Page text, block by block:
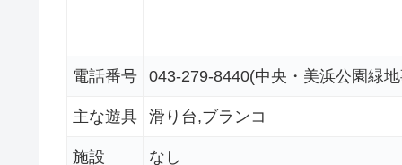
電話番号 043-279-8440(中央・美浜公園緑
主な遊具 滑り台,ブランコ
施設 なし